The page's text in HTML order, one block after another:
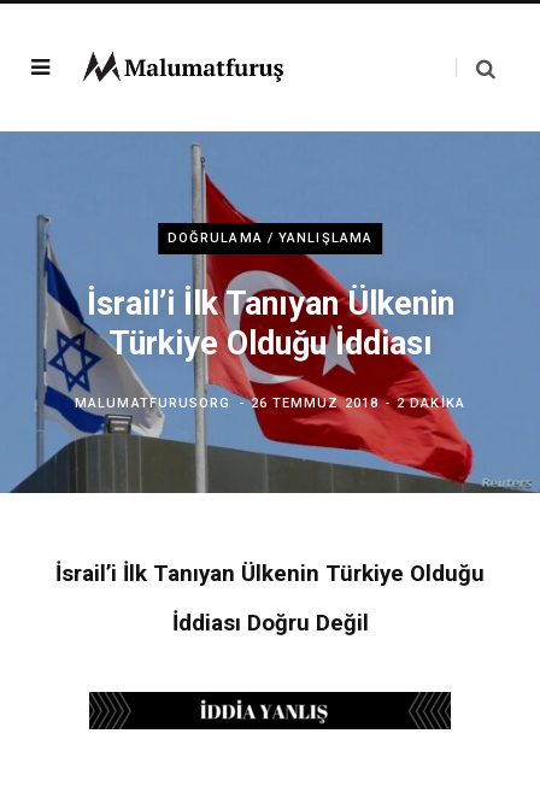
DOĞRULAMA / YANLIŞLAMA
İsrail’i İlk Tanıyan Ülkenin
Türkiye Olduğu İddiası
MALUMATFURUSORG 26 TEMMUZ 2018 2 DAKIKA
İsrail’i İlk Tanıyan Ülkenin Türkiye Olduğu
İddiası Doğru Değil